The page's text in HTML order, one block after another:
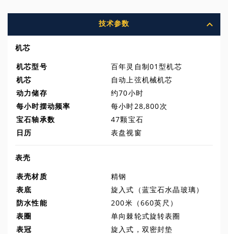
技术参数
机芯
机芯型号
百年灵自制01型机芯
机芯
自动上弦机械机芯
动力储存
约70小时
每小时摆动频率
每小时28,800次
宝石轴承数
47颗宝石
日历
表盘视窗
表壳
表壳材质
精钢
表底
旋入式（蓝宝石水晶玻璃）
防水性能
200米（660英尺）
表圈
单向棘轮式旋转表圈
表冠
旋入式，双密封垫